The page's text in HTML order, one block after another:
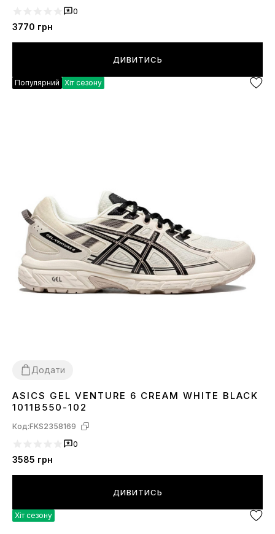
0
3770 грн
ДИВИТИСЬ
Популярний Хіт сезону
Додати
36 38394041 42 44
ASICS GEL VENTURE 6 CREAM WHITE BLACK
1011B550-102
Код:FKS2358169
0
3585 грн
ДИВИТИСЬ
Хіт сезону